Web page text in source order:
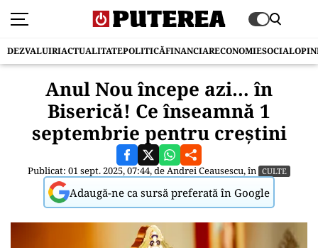
DEZVALUIRIACTUALITATEPOLITICĂFINANCIARECONOMIESOCIAL
Anul Nou începe azi… în
Biserică! Ce înseamnă 1
septembrie pentru creștini
Publicat: 01 sept. 2025, 07:44, deAndrei Ceausescu, în CULTE
Adaugă-ne ca sursă preferată în Google